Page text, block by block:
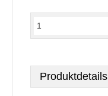
Produktdetails